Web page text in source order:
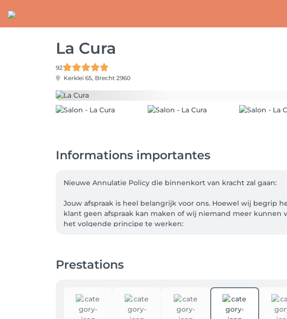
La Cura
92
Kerklei 65, Brecht 2960
Informations importantes
Nieuwe Annulatie Policy die binnenkort van kracht zal gaan:
Jouw afspraak is heel belangrijk voor ons. Hoewel wij begrip
klant geen afspraak kan maken of wij niemand meer
het volgende principe te werken:
kaart maar na 24u wordt deze weer vrijgegeven. Er gaat dus
Je kaart wordt dus enkel gekoppeld. Er gaat op de dag van
regels gelden:
Prestations